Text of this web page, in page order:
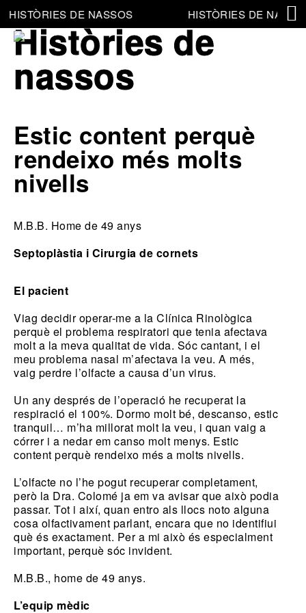
HISTÒRIES DE NASSOS HISTÒRIES DE
Històries de
nassos
Estic content perquè
rendeixo més molts
nivells
M.B.B. Home de 49 anys
Septoplàstia i Cirurgia de cornets
El pacient
Viag decidir operar-me a la Clínica Rinològica
perquè el problema respiratori que tenia afectava
molt a la meva qualitat de vida. Sóc cantant, i el
meu problema nasal m’afectava la veu. A més,
vaig perdre l’olfacte a causa d’un virus.
Un any després de l’operació he recuperat la
respiració el 100%. Dormo molt bé, descanso, estic
tranquil… m’ha millorat molt la veu, i quan vaig a
córrer i a nedar em canso molt menys. Estic
content perquè rendeixo més a molts nivells.
L’olfacte no l’he pogut recuperar completament,
però la Dra. Colomé ja em va avisar que això podia
passar. Tot i així, quan entro als llocs noto alguna
cosa olfactivament parlant, encara que no identifiui
què és exactament. Per a mi això és especialment
important, perquè sóc invident.
M.B.B., home de 49 anys.
L’equip mèdic